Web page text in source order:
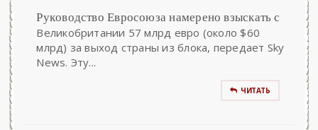
Руководство Евросоюза намерено взыскать с
Великобритании 57 млрд евро (около $60
млрд) за выход страны из блока, передает Sky
News. Эту...
ЧИТАТЬ